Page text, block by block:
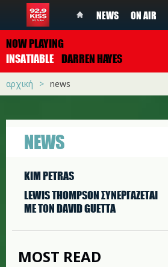
NEWS ON AIR
NOW PLAYING
INSATIABLE DARREN HAYES
αρχική news
NEWS
KIM PETRAS
LEWIS THOMPSON ΣΥΝΕΡΓAΖΕΤΑΙ
ΜΕ ΤΟΝ DAVID GUETTA
MOST READ